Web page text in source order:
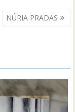
NÚRIA PRADAS